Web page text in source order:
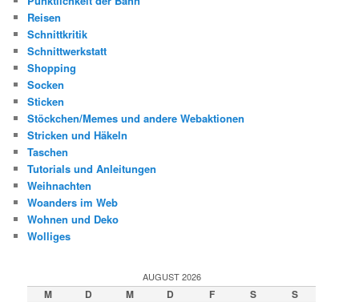
Reisen
Schnittkritik
Schnittwerkstatt
Shopping
Socken
Sticken
Stöckchen/Memes und andere Webaktionen
Stricken und Häkeln
Taschen
Tutorials und Anleitungen
Weihnachten
Woanders im Web
Wohnen und Deko
Wolliges
AUGUST 2026
M D M D F S
S